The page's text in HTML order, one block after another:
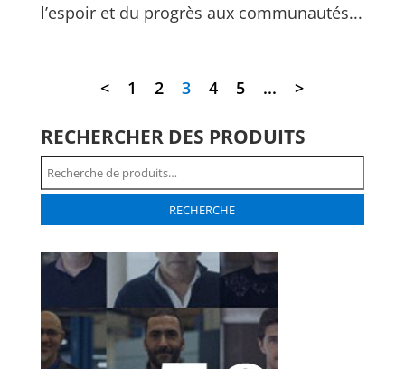
l’espoir et du progrès aux communautés...
< 1 2 3 4 5 ... >
RECHERCHER DES PRODUITS
Recherche
pour :
RECHERCHE